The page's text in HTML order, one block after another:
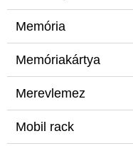
Memória
Memóriakártya
Merevlemez
Mobil rack